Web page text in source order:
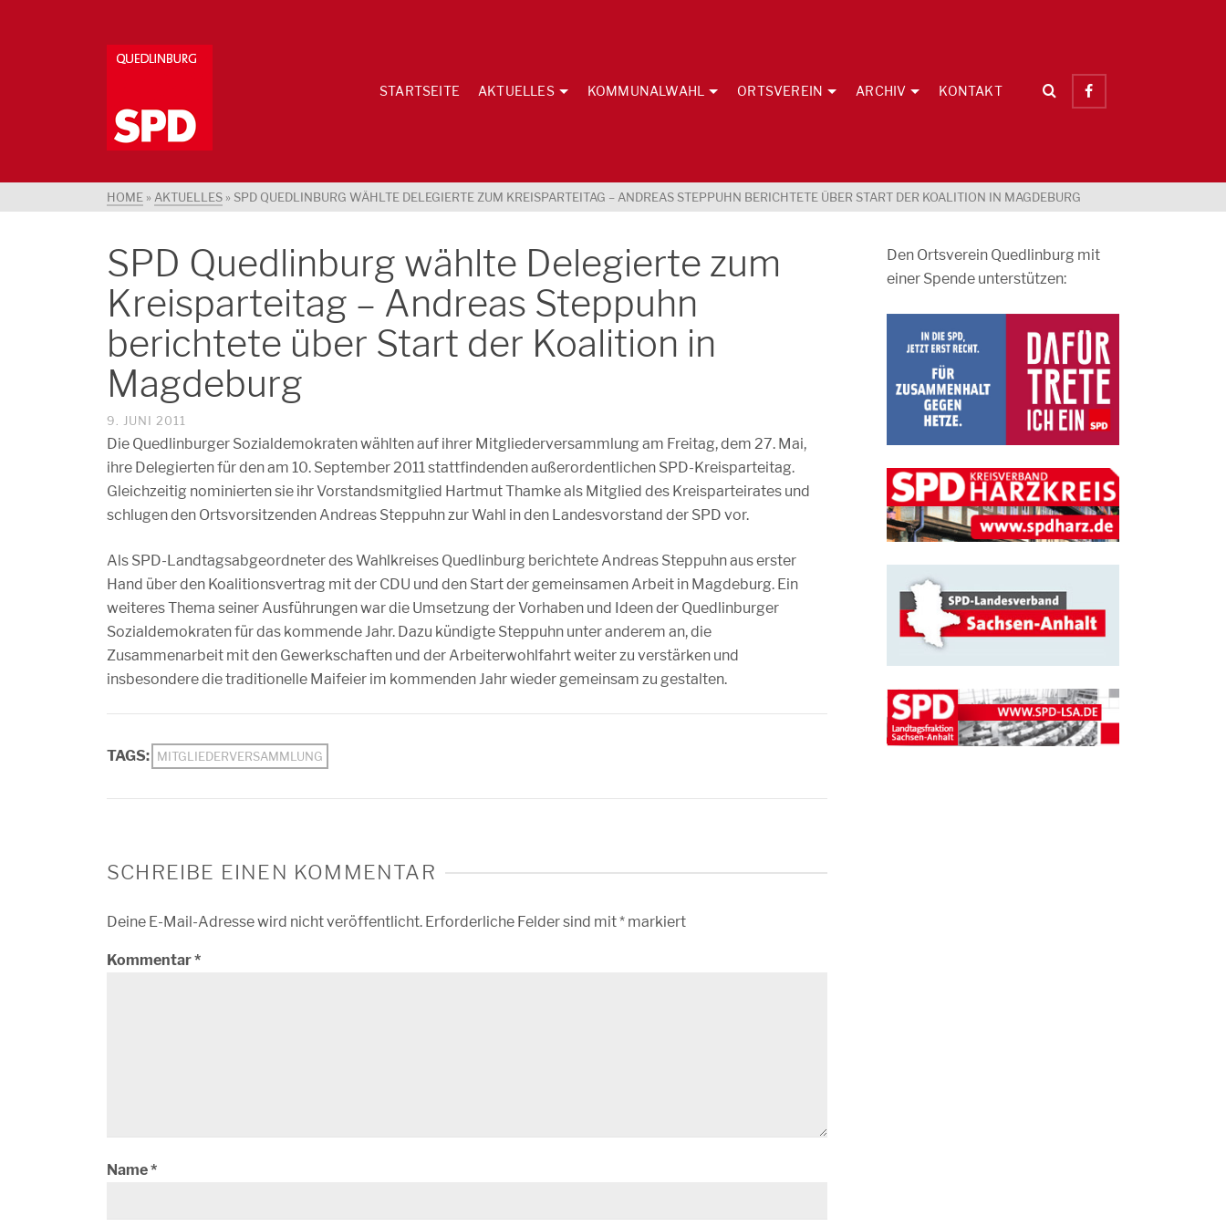
STARTSEITE AKTUELLES KOMMUNALWAHL ORTSVEREIN ARCHIV KONTAKT
HOME » AKTUELLES » SPD QUEDLINBURG WÄHLTE DELEGIERTE ZUM KREISPARTEITAG – ANDREAS STEPPUHN BERICHTETE ÜBER START DER KOALITION IN MAGDEBURG
SPD Quedlinburg wählte Delegierte zum
Kreisparteitag – Andreas Steppuhn
berichtete über Start der Koalition in
Magdeburg
9. JUNI 2011
Die Quedlinburger Sozialdemokraten wählten auf ihrer Mitgliederversammlung am Freitag, dem 27. Mai,
ihre Delegierten für den am 10. September 2011 stattfindenden außerordentlichen SPD-Kreisparteitag.
Gleichzeitig nominierten sie ihr Vorstandsmitglied Hartmut Thamke als Mitglied des Kreisparteirates und
schlugen den Ortsvorsitzenden Andreas Steppuhn zur Wahl in den Landesvorstand der SPD vor.
Als SPD-Landtagsabgeordneter des Wahlkreises Quedlinburg berichtete Andreas Steppuhn aus erster
Hand über den Koalitionsvertrag mit der CDU und den Start der gemeinsamen Arbeit in Magdeburg. Ein
weiteres Thema seiner Ausführungen war die Umsetzung der Vorhaben und Ideen der Quedlinburger
Sozialdemokraten für das kommende Jahr. Dazu kündigte Steppuhn unter anderem an, die
Zusammenarbeit mit den Gewerkschaften und der Arbeiterwohlfahrt weiter zu verstärken und
insbesondere die traditionelle Maifeier im kommenden Jahr wieder gemeinsam zu gestalten.
TAGS: MITGLIEDERVERSAMMLUNG
SCHREIBE EINEN KOMMENTAR
Deine E-Mail-Adresse wird nicht veröffentlicht. Erforderliche Felder sind mit* markiert
Kommentar*
Name*
Den Ortsverein Quedlinburg mit
einer Spende unterstützen: